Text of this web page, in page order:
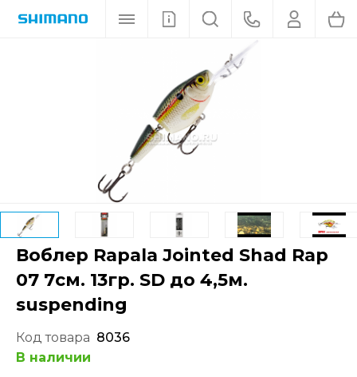
Воблер Rapala Jointed Shad Rap
07 7см. 13гр. SD до 4,5м.
suspending
Код товара 8036
В наличии